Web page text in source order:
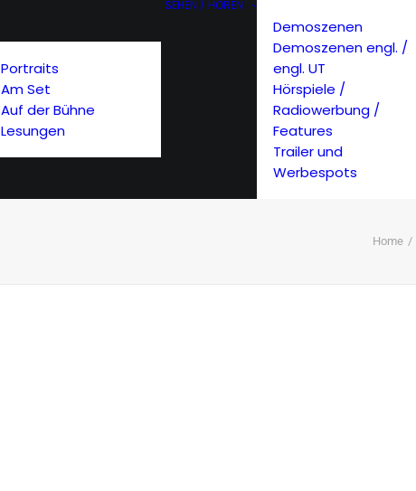
Portraits
Am Set
Auf der Bühne
Lesungen
SEHEN / HÖREN
Demoszenen
Demoszenen engl. /
engl. UT
Hörspiele /
Radiowerbung /
Features
Trailer und
Werbespots
Home